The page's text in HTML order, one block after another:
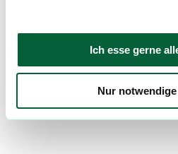
Ich esse gerne
Nur